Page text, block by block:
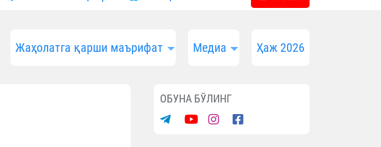
Жаҳолатга қарши маърифат Медиа Ҳаж 2026
ОБУНА БЎЛИНГ